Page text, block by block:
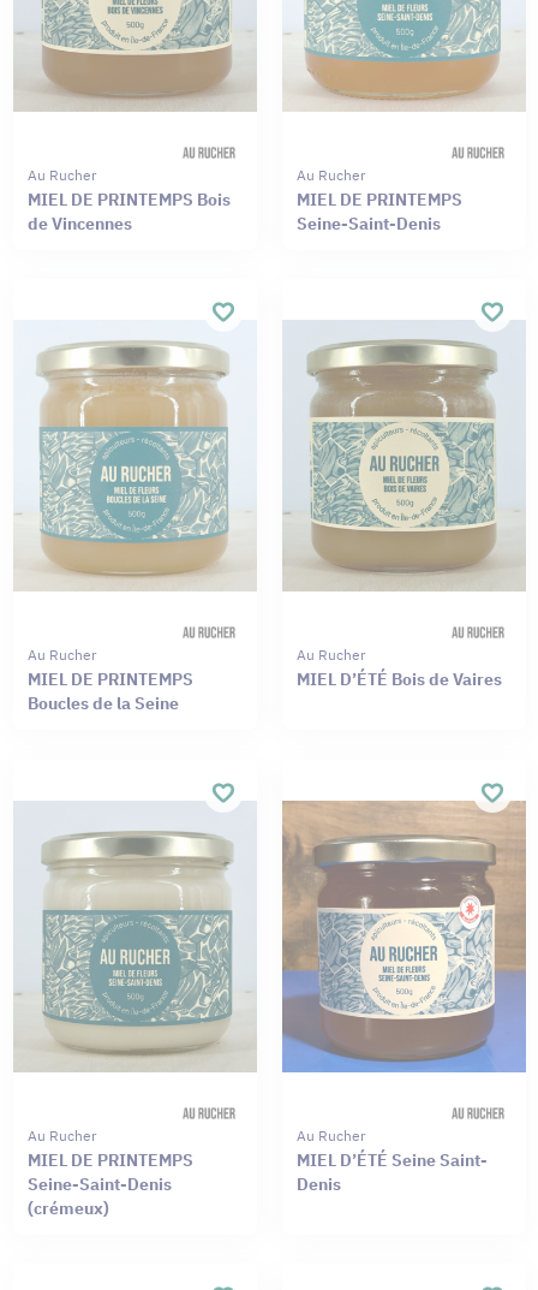
Au Rucher
MIEL DE PRINTEMPS Bois
de Vincennes
Au Rucher
MIEL DE PRINTEMPS
Seine-Saint-Denis
Au Rucher
MIEL DE PRINTEMPS
Boucles de la Seine
Au Rucher
MIEL D’ÉTÉ Bois de Vaires
Au Rucher
MIEL DE PRINTEMPS
Seine-Saint-Denis
(crémeux)
Au Rucher
MIEL D’ÉTÉ Seine Saint-
Denis